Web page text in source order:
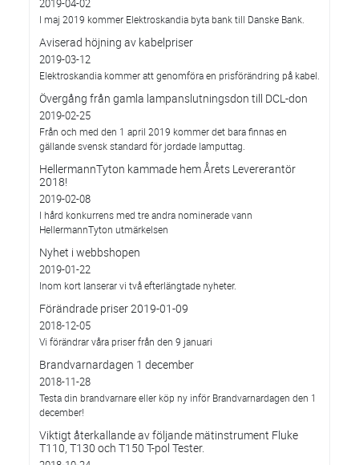
2019-04-02
I maj 2019 kommer Elektroskandia byta bank till Danske Bank.
Aviserad höjning av kabelpriser
2019-03-12
Elektroskandia kommer att genomföra en prisförändring på kabel.
Övergång från gamla lampanslutningsdon till DCL-don
2019-02-25
Från och med den 1 april 2019 kommer det bara finnas en
gällande svensk standard för jordade lamputtag.
HellermannTyton kammade hem Årets Levererantör
2018!
2019-02-08
I hård konkurrens med tre andra nominerade vann
HellermannTyton utmärkelsen
Nyhet i webbshopen
2019-01-22
Inom kort lanserar vi två efterlängtade nyheter.
Förändrade priser 2019-01-09
2018-12-05
Vi förändrar våra priser från den 9 januari
Brandvarnardagen 1 december
2018-11-28
Testa din brandvarnare eller köp ny inför Brandvarnardagen den 1
december!
Viktigt återkallande av följande mätinstrument Fluke
T110, T130 och T150 T-pol Tester.